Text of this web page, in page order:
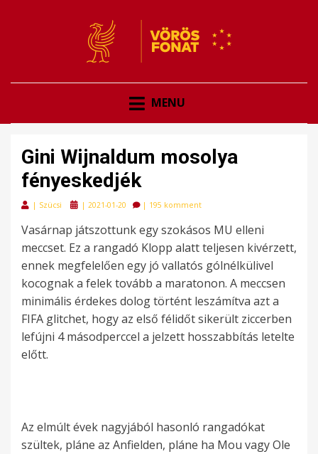
VÖRÖS FONAT
MENU
Gini Wijnaldum mosolya
fényeskedjék
| Szücsi
Posted
| 2021-01-20 | 195 komment
Vasárnap játszottunk egy szokásos MU elleni
meccset. Ez a rangadó Klopp alatt teljesen kivérzett,
ennek megfelelően egy jó vallatós gólnélkülivel
kocognak a felek tovább a maratonon. A meccsen
minimális érdekes dolog történt leszámítva azt a
FIFA glitchet, hogy az első félidőt sikerült ziccerben
lefújni 4 másodperccel a jelzett hosszabbítás letelte
előtt.
Az elmúlt évek nagyjából hasonló rangadókat
szültek, pláne az Anfielden, pláne ha Mou vagy Ole